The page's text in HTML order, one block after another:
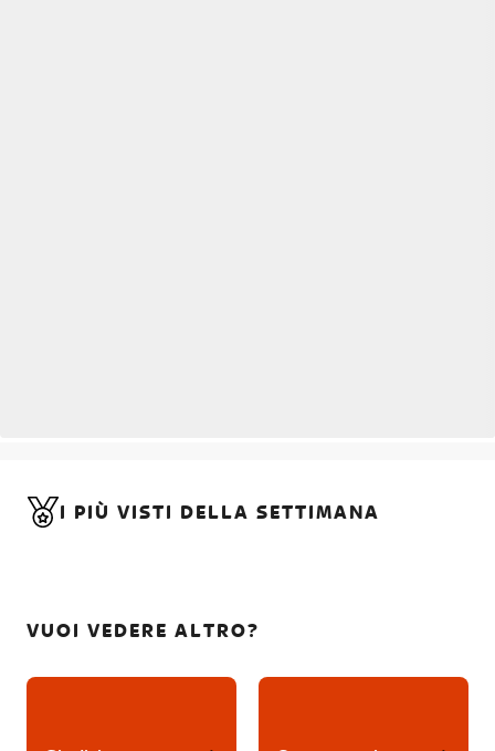
I PIÙ VISTI DELLA SETTIMANA
VUOI VEDERE ALTRO?